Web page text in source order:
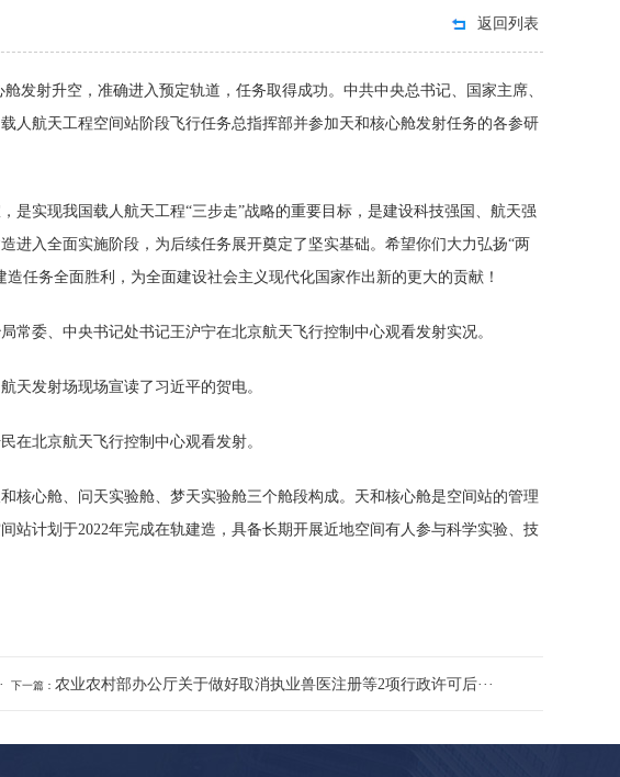
返回列表
发射升空，准确进入预定轨道，任务取得成功。中共中央总书记、国家主席、
人航天工程空间站阶段飞行任务总指挥部并参加天和核心舱发射任务的各参研
实现我国载人航天工程“三步走”战略的重要目标，是建设科技强国、航天强
进入全面实施阶段，为后续任务展开奠定了坚实基础。希望你们大力弘扬“两
任务全面胜利，为全面建设社会主义现代化国家作出新的更大的贡献！
委、中央书记处书记王沪宁在北京航天飞行控制中心观看发射实况。
发射场现场宣读了习近平的贺电。
北京航天飞行控制中心观看发射。
心舱、问天实验舱、梦天实验舱三个舱段构成。天和核心舱是空间站的管理
站计划于2022年完成在轨建造，具备长期开展近地空间有人参与科学实验、技
下一篇： 农业农村部办公厅关于做好取消执业兽医注册等2项行政许可后···